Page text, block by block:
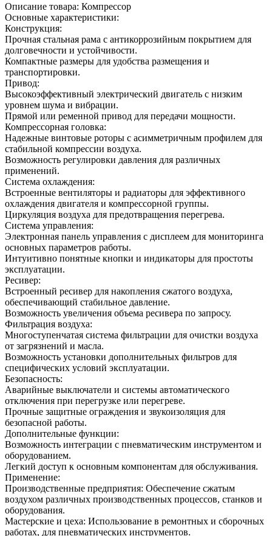
Описание товара: Компрессор
Основные характеристики:
Конструкция:
Прочная стальная рама с антикоррозийным покрытием для
долговечности и устойчивости.
Компактные размеры для удобства размещения и
транспортировки.
Привод:
Высокоэффективный электрический двигатель с низким
уровнем шума и вибрации.
Прямой или ременной привод для передачи мощности.
Компрессорная головка:
Надежные винтовые роторы с асимметричным профилем для
стабильной компрессии воздуха.
Возможность регулировки давления для различных
применений.
Система охлаждения:
Встроенные вентиляторы и радиаторы для эффективного
охлаждения двигателя и компрессорной группы.
Циркуляция воздуха для предотвращения перегрева.
Система управления:
Электронная панель управления с дисплеем для мониторинга
основных параметров работы.
Интуитивно понятные кнопки и индикаторы для простоты
эксплуатации.
Ресивер:
Встроенный ресивер для накопления сжатого воздуха,
обеспечивающий стабильное давление.
Возможность увеличения объема ресивера по запросу.
Фильтрация воздуха:
Многоступенчатая система фильтрации для очистки воздуха
от загрязнений и масла.
Возможность установки дополнительных фильтров для
специфических условий эксплуатации.
Безопасность:
Аварийные выключатели и системы автоматического
отключения при перегрузке или перегреве.
Прочные защитные ограждения и звукоизоляция для
безопасной работы.
Дополнительные функции:
Возможность интеграции с пневматическим инструментом и
оборудованием.
Легкий доступ к основным компонентам для обслуживания.
Применение:
Производственные предприятия: Обеспечение сжатым
воздухом различных производственных процессов, станков и
оборудования.
Мастерские и цеха: Использование в ремонтных и сборочных
работах, для пневматических инструментов.